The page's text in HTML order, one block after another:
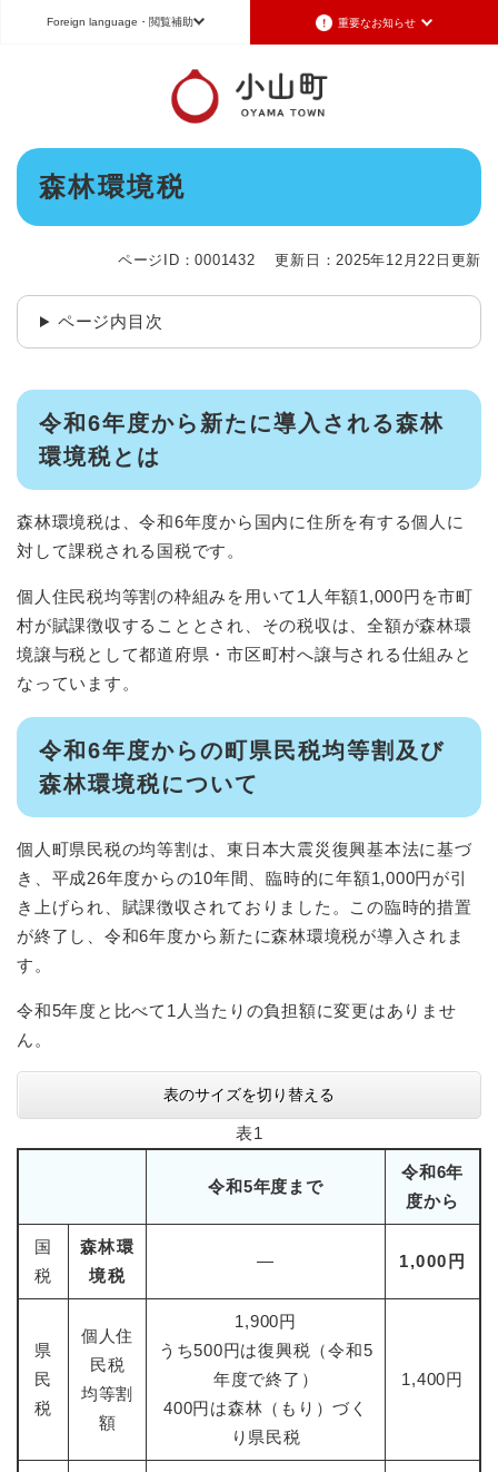
メニューを飛ばして本文へ
Foreign language ・閲覧補助 重要なお知らせ
重要なお知らせ
令和8年6月26日発生の地震被害に対する支援制度のお知らせ
2026年6月28日更新
地震による断水は6月28日午後5時に復旧しました
2026年6月28日更新
2026年6月28日更新
令和8年6月27日21時 災害警戒体制を廃止しました
重要なお知らせの一覧
Foreign language
日本語（Japanese） English（英語）
中文（簡体字）
Português（ポルトガル語）
標準 拡大 背景色変更 白 黒 青
本
森林環境税
ページID：0001432 更新日：2025年12月22日更新
ページ内目次
令和6年度から新たに導入される森林
環境税とは
森林環境税は、令和6年度から国内に住所を有する個人に
対して課税される国税です。
個人住民税均等割の枠組みを用いて1人年額1,000円を市町
村が賦課徴収することとされ、その税収は、全額が森林環
境譲与税として都道府県・市区町村へ譲与される仕組みと
なっています。
令和6年度からの町県民税均等割及び
森林環境税について
個人町県民税の均等割は、東日本大震災復興基本法に基づ
き、平成26年度からの10年間、臨時的に年額1,000円が引
き上げられ、賦課徴収されておりました。この臨時的措置
が終了し、令和6年度から新たに森林環境税が導入されま
す。
令和5年度と比べて1人当たりの負担額に変更はありませ
ん。
表のサイズを切り替える
表1
令和5年度まで
令和6年
度から
国
税
森林環
境税
― 1,000円
県
民
税
個人住
民税
均等割
額
1,900円
うち500円は復興税（令和5
年度で終了）
400円は森林（もり）づく
り県民税
1,400円